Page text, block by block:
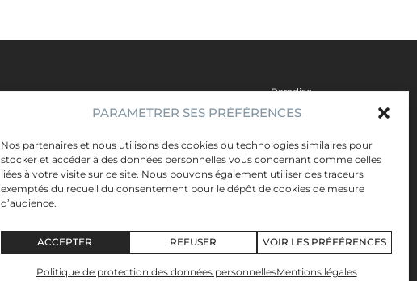
PARAMETRER SES PRÉFÉRENCES
Nos partenaires et nous utilisons des cookies ou technologies similaires pour
stocker et accéder à des données personnelles vous concernant comme celles
liées à votre visite sur ce site. Nous pouvons également utiliser des traceurs
exemptés du recueil du consentement pour le dépôt de cookies de mesure
d’audience.
ACCEPTER REFUSER VOIR LES PRÉFÉRENCES
Politique de protection des données personnellesMentions légales
EXPOSITION